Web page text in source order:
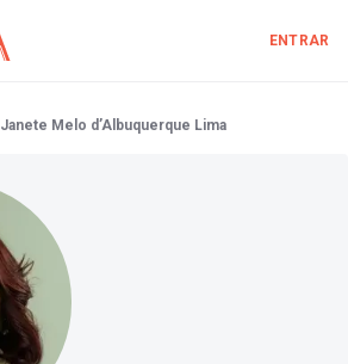
ENTRAR
Janete Melo d’Albuquerque Lima